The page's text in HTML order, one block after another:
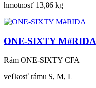
hmotnosť 13,86 kg
ONE-SIXTY M#RIDA
Rám ONE-SIXTY CFA
veľkosť rámu S, M, L